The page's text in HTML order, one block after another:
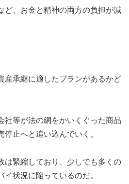
ど、お金と精神の両方の負担が減
産承継に適したプランがあるかど
社等が法の網をかいくぐった商品
停止へと追い込んでいく。
は緊縮しており、少しでも多くの
状況に陥っているのだ。